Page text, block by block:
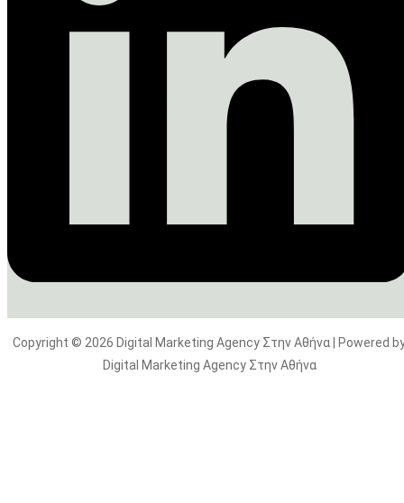
Copyright © 2026 Digital Marketing Agency Στην Αθήνα | Powered
Digital Marketing Agency Στην Αθήνα